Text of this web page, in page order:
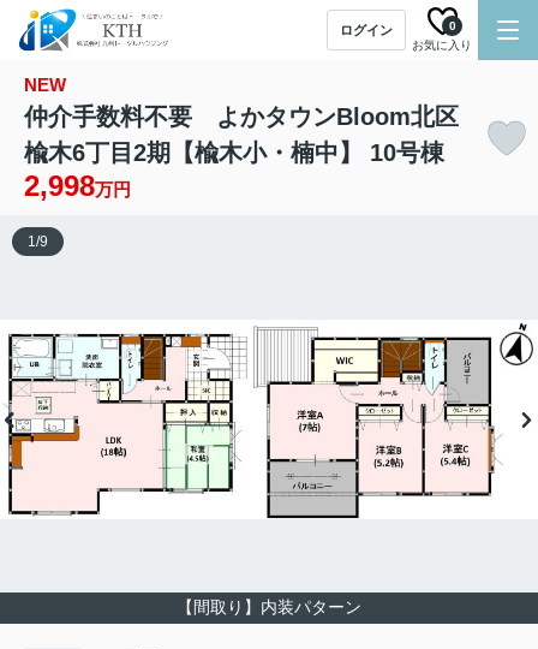
ログイン
お気に入り
0
NEW
仲介手数料不要 よかタウンBloom北区
楡木6丁目2期【楡木小・楠中】 10号棟
2,998万円
【間取り】内装パターン
1/9